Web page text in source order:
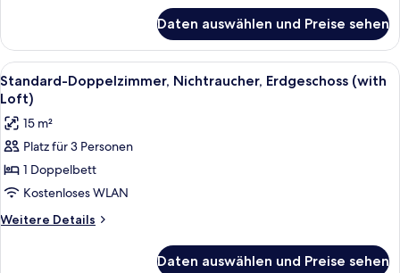
Zweibettzimmer,
Nichtraucher
(Hollywood)
Daten auswählen und Preise sehen
Alle
Fotos
für
Standard-
Doppelzimmer,
Nichtraucher,
Erdgeschoss
(with
Ein modernes Hotelzimmer mit
4
Standard-Doppelzimmer, Nichtraucher, Erdgeschoss (with
Loft)
15 m²
Platz für 3 Personen
1 Doppelbett
Kostenloses WLAN
Weitere Details
Weitere
Daten auswählen und Preise sehen